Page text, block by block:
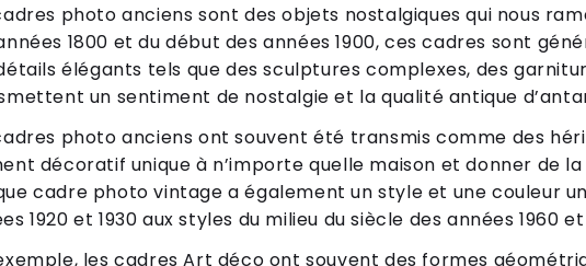
photo anciens sont des objets nostalgiques qui nous
1800 et du début des années 1900, ces cadres sont
élégants tels que des sculptures complexes, des
un sentiment de nostalgie et la qualité antique
photo anciens ont souvent été transmis comme des
décoratif unique à n’importe quelle maison et donner de
cadre photo vintage a également un style et une couleur
1920 et 1930 aux styles du milieu du siècle des années 1960 et
les cadres Art déco ont souvent des formes